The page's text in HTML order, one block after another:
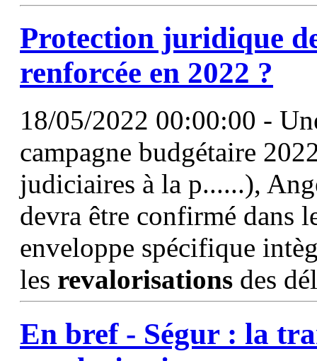
Protection juridique
renforcée en 2022 ?
18/05/2022 00:00:00 -
campagne budgétaire
judiciaires à la p......),
devra être confirmé dans
enveloppe spécifique
les revalorisations des
En bref - Ségur : la